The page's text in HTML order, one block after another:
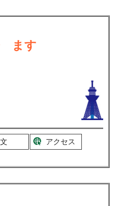
ます
アクセス